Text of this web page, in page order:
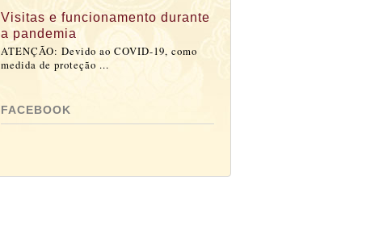
Visitas e funcionamento durante
a pandemia
ATENÇÃO: Devido ao COVID-19, como
medida de proteção ...
FACEBOOK